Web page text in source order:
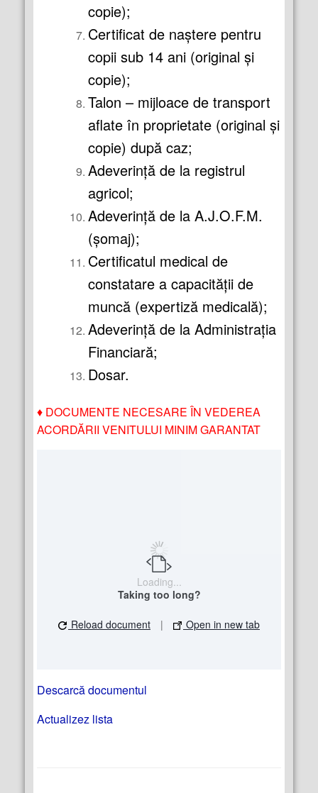
copie);
Certificat de naştere pentru
copii sub 14 ani (original şi
copie);
Talon – mijloace de transport
aflate în proprietate (original şi
copie) după caz;
Adeverinţă de la registrul
agricol;
Adeverinţă de la A.J.O.F.M.
(şomaj);
Certificatul medical de
constatare a capacităţii de
muncă (expertiză medicală);
Adeverinţă de la Administraţia
Financiară;
Dosar.
♦ DOCUMENTE NECESARE ÎN VEDEREA
ACORDĂRII VENITULUI MINIM GARANTAT
Loading...
Taking too long?
Reload document | Open in new tab
Descarcă documentul
Actualizez lista